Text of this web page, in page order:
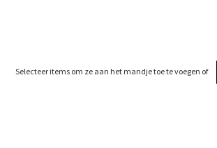
Selecteer items om ze aan het mandje toe te voegen of